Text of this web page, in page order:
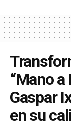
“Mano
Gaspar
en su